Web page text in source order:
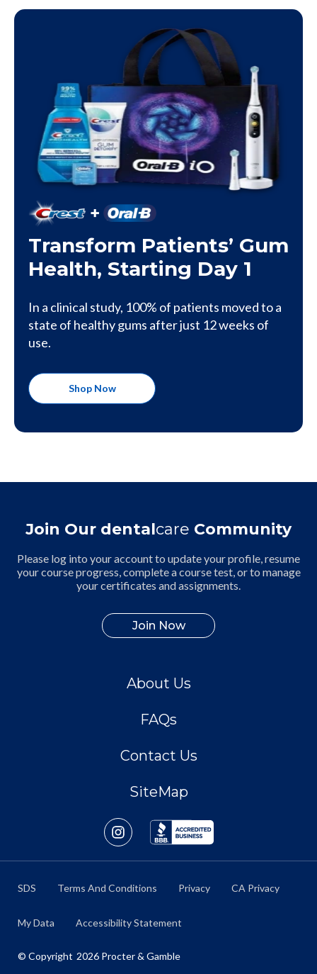
Transform Patients’ Gum
Health, Starting Day 1
In a clinical study, 100% of patients moved to a
state of healthy gums after just 12 weeks of
use.
Shop Now
Join Our dentalcare Community
Please log into your account to update your profile, resume
your course progress, complete a course test, or to manage
your certificates and assignments.
Join Now
About Us
FAQs
Contact Us
SiteMap
SDS Terms And Conditions Privacy CA Privacy
My Data Accessibility Statement
© Copyright 2026 Procter & Gamble